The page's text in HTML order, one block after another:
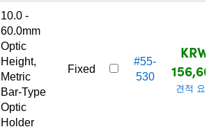
10.0 -
60.0mm
Optic
Height,
Metric
Bar-Type
Optic
Holder
Fixed
#55-
530
KRW
견적 요청